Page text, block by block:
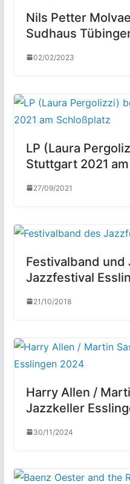
Nils Petter
Sudhaus
02/02/2023
LP (Laura
Stuttgart 2021
27/09/2021
Festivalband und
Jazzfestival
21/10/2018
Harry Allen /
Jazzkeller
30/11/2024